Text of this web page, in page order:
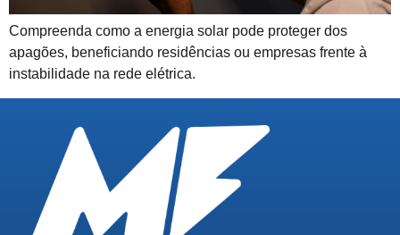
Compreenda como a energia solar pode proteger dos
apagões, beneficiando residências ou empresas frente à
instabilidade na rede elétrica.